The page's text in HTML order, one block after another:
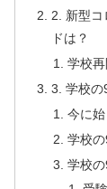
2. 新型コ
ドは？
学校
3. 学校の
今に
学校
学校